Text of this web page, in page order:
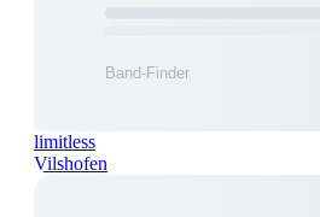
limitless
Vilshofen